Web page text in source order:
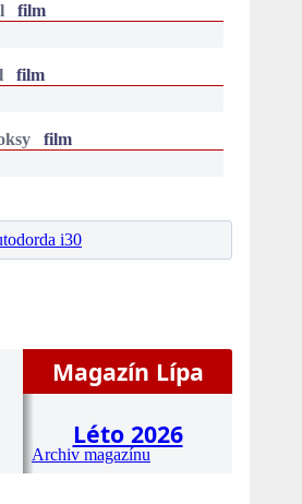
film
film
film
Magazín Lípa
Léto 2026
Archiv magazínu